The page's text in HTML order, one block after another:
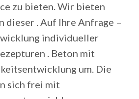
zu bieten. Wir bieten
dieser .Auf Ihre Anfrage –
individueller
. Beton mit
um. Die
sich frei mit